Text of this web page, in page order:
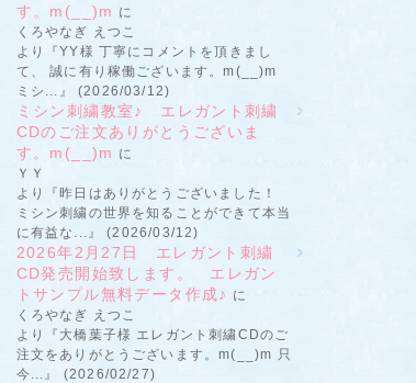
す。m(__)m に
くろやなぎ えつこ
より『YY様 丁寧にコメントを頂きまし
て、 誠に有り稼働ございます。m(__)m
ミシ...』 (2026/03/12)
ミシン刺繍教室♪ エレガント刺繍
CDのご注文ありがとうございま
す。m(__)m に
ＹＹ
より『昨日はありがとうございました！
ミシン刺繍の世界を知ることができて本当
に有益な...』 (2026/03/12)
2026年2月27日 エレガント刺繍
CD発売開始致します。 エレガン
トサンプル無料データ作成♪ に
くろやなぎ えつこ
より『大橋葉子様 エレガント刺繍CDのご
注文をありがとうございます。m(__)m 只
今...』 (2026/02/27)